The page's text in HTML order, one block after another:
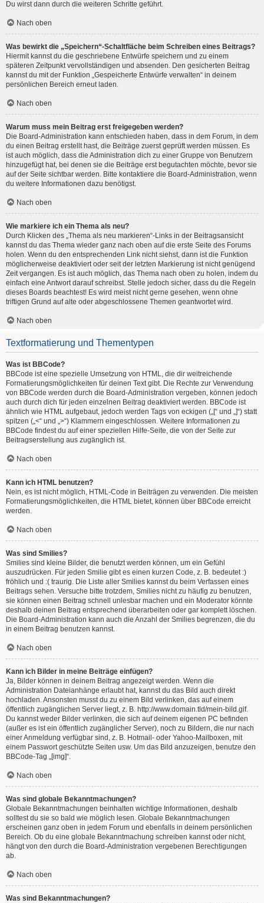
Du wirst dann durch die weiteren Schritte geführt.
Nach oben
Was bewirkt die „Speichern“-Schaltfläche beim Schreiben eines Beitrags?
Hiermit kannst du die geschriebene Entwürfe speichern und zu einem
späteren Zeitpunkt vervollständigen und absenden. Den gesicherten Beitrag
kannst du mit der Funktion „Gespeicherte Entwürfe verwalten“ in deinem
persönlichen Bereich erneut laden.
Nach oben
Warum muss mein Beitrag erst freigegeben werden?
Die Board-Administration kann entschieden haben, dass in dem Forum, in dem
du einen Beitrag erstellt hast, die Beiträge zuerst geprüft werden müssen. Es
ist auch möglich, dass die Administration dich zu einer Gruppe von Benutzern
hinzugefügt hat, bei denen sie die Beiträge erst begutachten möchte, bevor sie
auf der Seite sichtbar werden. Bitte kontaktiere die Board-Administration, wenn
du weitere Informationen dazu benötigst.
Nach oben
Wie markiere ich ein Thema als neu?
Durch Klicken des „Thema als neu markieren“-Links in der Beitragsansicht
kannst du das Thema wieder ganz nach oben auf die erste Seite des Forums
holen. Wenn du den entsprechenden Link nicht siehst, dann ist die Funktion
möglicherweise deaktiviert oder seit der letzten Markierung ist nicht genügend
Zeit vergangen. Es ist auch möglich, das Thema nach oben zu holen, indem du
einfach eine Antwort darauf schreibst. Stelle jedoch sicher, dass du die Regeln
dieses Boards beachtest! Es wird meist nicht gerne gesehen, wenn ohne
triftigen Grund auf alte oder abgeschlossene Themen geantwortet wird.
Nach oben
Textformatierung und Thementypen
Was ist BBCode?
BBCode ist eine spezielle Umsetzung von HTML, die dir weitreichende
Formatierungsmöglichkeiten für deinen Text gibt. Die Rechte zur Verwendung
von BBCode werden durch die Board-Administration vergeben, können jedoch
auch durch dich für jeden einzelnen Beitrag deaktiviert werden. BBCode ist
ähnlich wie HTML aufgebaut, jedoch werden Tags von eckigen („[“ und „]“) statt
spitzen („<“ und „>“) Klammern eingeschlossen. Weitere Informationen zu
BBCode findest du auf einer speziellen Hilfe-Seite, die von der Seite zur
Beitragserstellung aus zugänglich ist.
Nach oben
Kann ich HTML benutzen?
Nein, es ist nicht möglich, HTML-Code in Beiträgen zu verwenden. Die meisten
Formatierungsmöglichkeiten, die HTML bietet, können über BBCode erreicht
werden.
Nach oben
Was sind Smilies?
Smilies sind kleine Bilder, die benutzt werden können, um ein Gefühl
auszudrücken. Für jeden Smilie gibt es einen kurzen Code, z. B. bedeutet :)
fröhlich und :( traurig. Die Liste aller Smilies kannst du beim Verfassen eines
Beitrags sehen. Versuche bitte trotzdem, Smilies nicht zu häufig zu benutzen,
sie können einen Beitrag schnell unlesbar machen und ein Moderator könnte
deshalb deinen Beitrag entsprechend überarbeiten oder gar komplett löschen.
Die Board-Administration kann auch die Anzahl der Smilies begrenzen, die du
in einem Beitrag benutzen kannst.
Nach oben
Kann ich Bilder in meine Beiträge einfügen?
Ja, Bilder können in deinem Beitrag angezeigt werden. Wenn die
Administration Dateianhänge erlaubt hat, kannst du das Bild auch direkt
hochladen. Ansonsten musst du zu einem Bild verlinken, das auf einem
öffentlich zugänglichen Server liegt, z. B. http://www.domain.tld/mein-bild.gif.
Du kannst weder Bilder verlinken, die sich auf deinem eigenen PC befinden
(außer es ist ein öffentlich zugänglicher Server), noch zu Bildern, die nur nach
einer Anmeldung verfügbar sind, z. B. Hotmail- oder Yahoo-Mailboxen, mit
einem Passwort geschützte Seiten usw. Um das Bild anzuzeigen, benutze den
BBCode-Tag „[img]“.
Nach oben
Was sind globale Bekanntmachungen?
Globale Bekanntmachungen beinhalten wichtige Informationen, deshalb
solltest du sie so bald wie möglich lesen. Globale Bekanntmachungen
erscheinen ganz oben in jedem Forum und ebenfalls in deinem persönlichen
Bereich. Ob du eine globale Bekanntmachung schreiben kannst oder nicht,
hängt von den durch die Board-Administration vergebenen Berechtigungen
ab.
Nach oben
Was sind Bekanntmachungen?